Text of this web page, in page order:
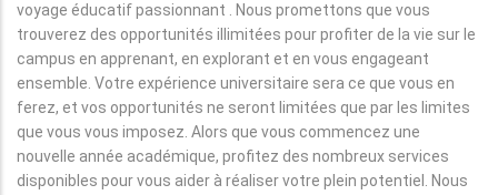
voyage éducatif passionnant . Nous promettons que vous
trouverez des opportunités illimitées pour profiter de la vie sur le
campus en apprenant, en explorant et en vous engageant
ensemble. Votre expérience universitaire sera ce que vous en
ferez, et vos opportunités ne seront limitées que par les limites
que vous vous imposez. Alors que vous commencez une
nouvelle année académique, profitez des nombreux services
disponibles pour vous aider à réaliser votre plein potentiel. Nous